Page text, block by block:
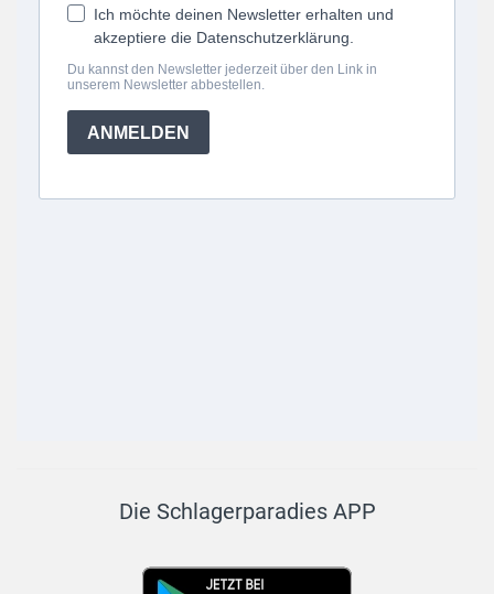
Die Schlagerparadies APP